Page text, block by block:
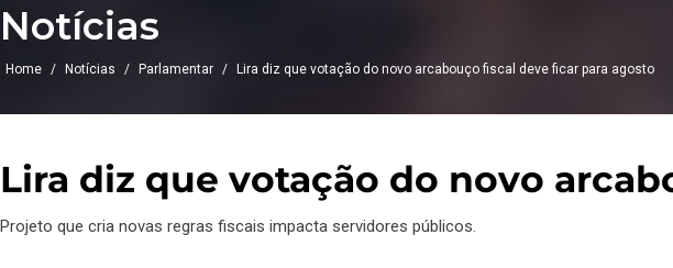
Notícias
Home / Notícias / Parlamentar / Lira diz que votação do novo arcabouço fiscal deve ficar para agosto
Lira diz que votação do novo
Projeto que cria novas regras fiscais impacta servidores públicos.